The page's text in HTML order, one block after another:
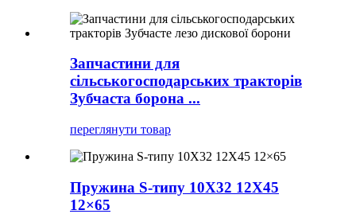
Запчастини для
сільськогосподарських тракторів
Зубчаста борона ...
переглянути товар
Пружина S-типу 10X32 12X45
12×65